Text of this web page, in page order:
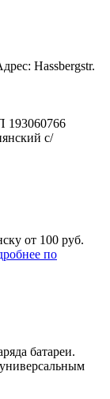
Hassbergstr.
193060766
с/
от 100 руб.
по
батареи.